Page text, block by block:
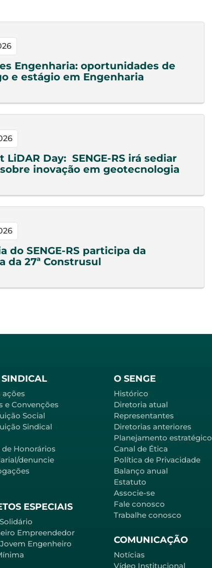
Engenharia: oportunidades de
e estágio em Engenharia
LiDAR Day: SENGE-RS irá sediar
inovação em geotecnologia
do SENGE-RS participa da
da 27ª Construsul
ações
e Convenções
Social
Sindical
de Honorários
denuncie
ESPECIAIS
Empreendedor
Engenheiro
O SENGE
Histórico
Diretoria atual
Representantes
Diretorias anteriores
Planejamento estratégico
Canal de Ética
Política de Privacidade
Balanço anual
Estatuto
Associe-se
Fale conosco
Trabalhe conosco
COMUNICAÇÃO
Notícias
Vídeo Institucional